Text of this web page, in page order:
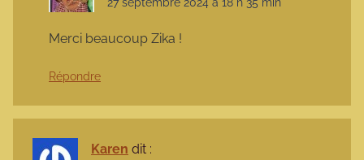
Merci beaucoup Zika !
Répondre
Karen dit :